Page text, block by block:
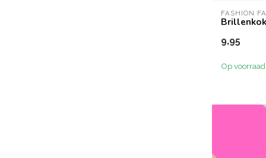
FASHION
9,95
Op voorraad